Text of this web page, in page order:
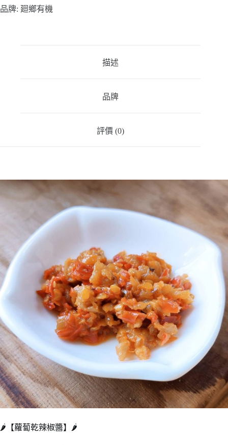
品牌: 廻鄉有機
描述
品牌
評價 (0)
🌶️【蘿蔔乾辣椒醬】🌶️